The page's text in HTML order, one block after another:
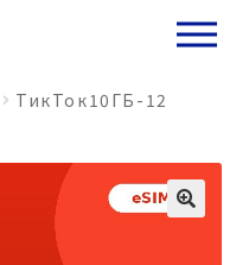
ТикТок10ГБ-12